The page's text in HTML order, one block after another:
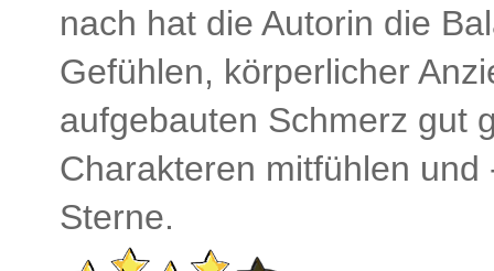
nach hat die Autorin die
Gefühlen, körperlicher
aufgebauten Schmerz gut
Charakteren mitfühlen
Sterne.